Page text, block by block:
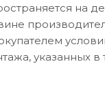
на
указанных в